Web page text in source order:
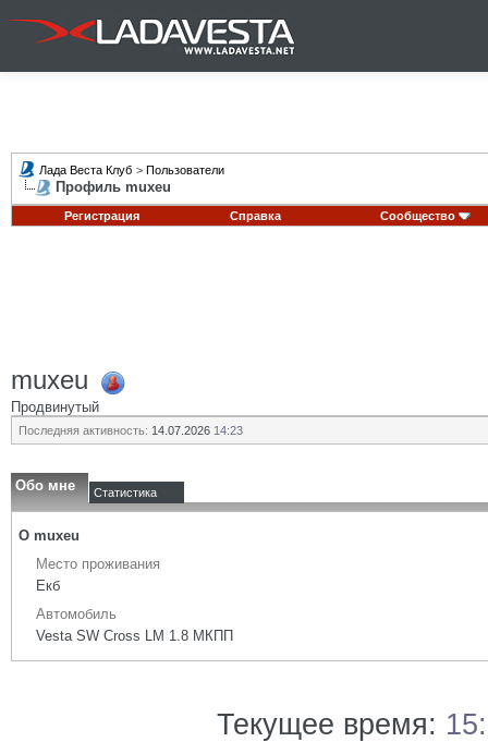
Лада Веста Клуб > Пользователи
Профиль muxeu
Регистрация Справка Сообщество
muxeu
Продвинутый
Последняя активность: 14.07.2026 14:23
Обо мне Статистика
О muxeu
Место проживания
Екб
Автомобиль
Vesta SW Cross LM 1.8 МКПП
Текущее время: